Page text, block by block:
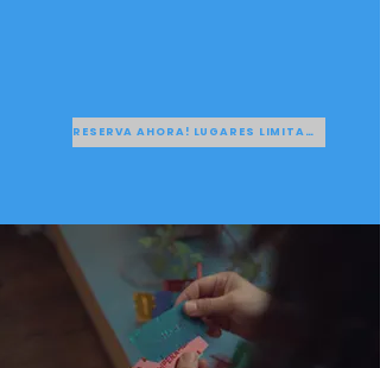
RESERVA AHORA! LUGARES LIMITADOS